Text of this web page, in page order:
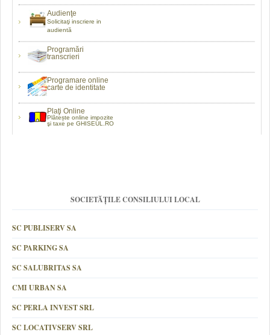
Audienţe
Solicitaţi inscriere in
audientă
Programări
transcrieri
Programare online
carte de identitate
Plaţi Online
Plătește online impozite
şi taxe pe GHISEUL.RO
SOCIETĂȚILE CONSILIULUI LOCAL
SC PUBLISERV SA
SC PARKING SA
SC SALUBRITAS SA
CMI URBAN SA
SC PERLA INVEST SRL
SC LOCATIVSERV SRL